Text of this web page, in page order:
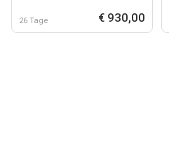
26 Tage € 930,00